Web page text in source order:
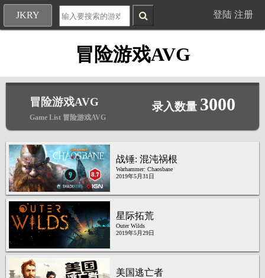
JKRY 登陆 注册
冒险游戏AVG
冒险游戏AVG
Game List 冒险游戏AVG
录入数量 3000
战锤: 混沌祸根
Warhammer: Chaosbane
2019年5月31日
星际拓荒
Outer Wilds
2019年5月29日
美国逃亡者